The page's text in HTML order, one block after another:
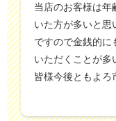
当店のお客様は年
いた方が多いと思
ですので金銭的に
いただくことが多
皆様今後ともよろ